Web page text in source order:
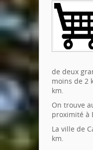
de deux
moins de 2
km.
On trouve
proximité à
La ville de
km.